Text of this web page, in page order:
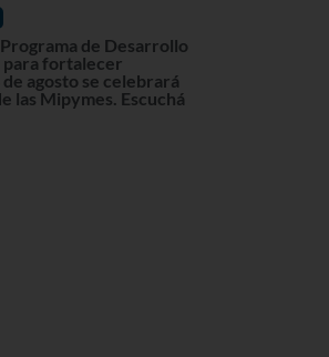
de Desarrollo
fortalecer
agosto se celebrará
las Mipymes. Escuchá